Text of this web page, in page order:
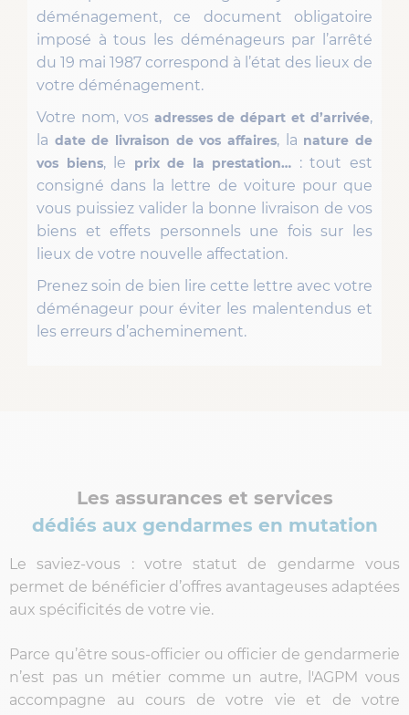
déménagement, ce document obligatoire
imposé à tous les déménageurs par l’arrêté
du 19 mai 1987 correspond à l’état des lieux de
votre déménagement.
Votre nom, vos adresses de départ et d’arrivée,
la date de livraison de vos affaires, la nature de
vos biens, le prix de la prestation… : tout est
consigné dans la lettre de voiture pour que
vous puissiez valider la bonne livraison de vos
biens et effets personnels une fois sur les
lieux de votre nouvelle affectation.
Prenez soin de bien lire cette lettre avec votre
déménageur pour éviter les malentendus et
les erreurs d’acheminement.
Les assurances et services
dédiés aux gendarmes en mutation
Le saviez-vous : votre statut de gendarme vous
permet de bénéficier d’offres avantageuses adaptées
aux spécificités de votre vie.
Parce qu’être sous-officier ou officier de gendarmerie
n’est pas un métier comme un autre, l'AGPM vous
accompagne au cours de votre vie et de votre